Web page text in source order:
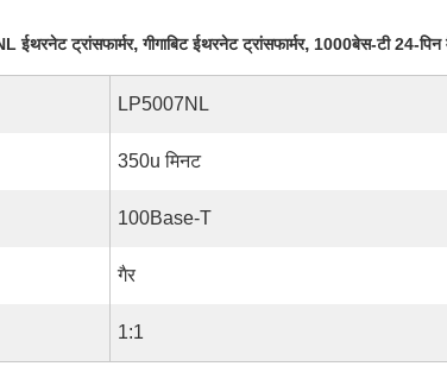
ईथरनेट ट्रांसफार्मर,गीगाबिट ईथरनेट ट्रांसफार्मर, 1000बेस-टी 24-पिन
LP5007NL
350u मिनट
100Base-T
गैर
1:1